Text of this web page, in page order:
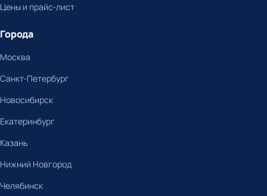
Цены и прайс-лист
Города
Москва
Санкт-Петербург
Новосибирск
Екатеринбург
Казань
Нижний Новгород
Челябинск